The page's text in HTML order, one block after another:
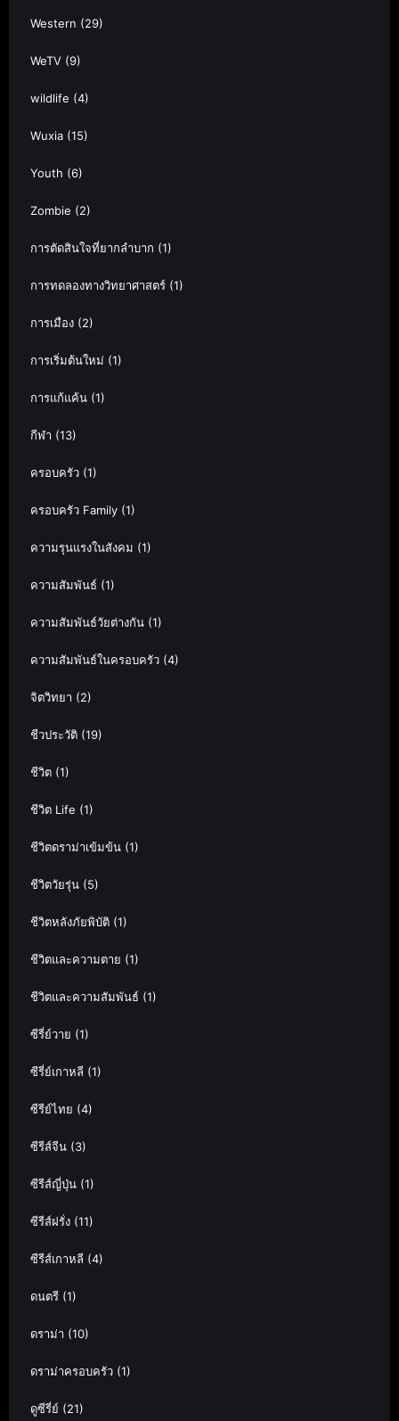
Western (29)
WeTV (9)
wildlife (4)
Wuxia (15)
Youth (6)
Zombie (2)
การตัดสินใจที่ยากลำบาก (1)
การทดลองทางวิทยาศาสตร์ (1)
การเมือง (2)
การเริ่มต้นใหม่ (1)
การแก้แค้น (1)
กีฬา (13)
ครอบครัว (1)
ครอบครัว Family (1)
ความรุนแรงในสังคม (1)
ความสัมพันธ์ (1)
ความสัมพันธ์วัยต่างกัน (1)
ความสัมพันธ์ในครอบครัว (4)
จิตวิทยา (2)
ชีวประวัติ (19)
ชีวิต (1)
ชีวิต Life (1)
ชีวิตดราม่าเข้มข้น (1)
ชีวิตวัยรุ่น (5)
ชีวิตหลังภัยพิบัติ (1)
ชีวิตและความตาย (1)
ชีวิตและความสัมพันธ์ (1)
ซีรี่ย์วาย (1)
ซีรี่ย์เกาหลี (1)
ซีรีย์ไทย (4)
ซีรีส์จีน (3)
ซีรีส์ญี่ปุ่น (1)
ซีรีส์ฝรั่ง (11)
ซีรีส์เกาหลี (4)
ดนตรี (1)
ดราม่า (10)
ดราม่าครอบครัว (1)
ดูซีรี่ย์ (21)